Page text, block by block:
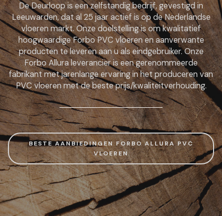
De Deurloop is een zelfstandig bedrijf, gevestigd in
Leeuwarden, dat al 25 jaar actief is op de Nederlandse
vloeren markt. Onze doelstelling is om kwalitatief
hoogwaardige Forbo PVC vloeren en aanverwante
producten te leveren aan u als eindgebruiker. Onze
Forbo Allura leverancier is een gerenommeerde
fabrikant met jarenlange ervaring in het produceren van
PVC vloeren met de beste prijs/kwaliteitverhouding.
BESTE AANBIEDINGEN FORBO ALLURA PVC
VLOEREN